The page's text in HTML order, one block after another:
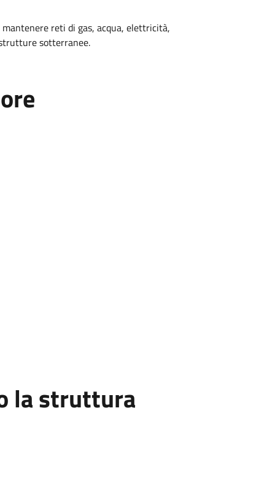
reti di gas, acqua, elettricità,
sotterranee.
la struttura